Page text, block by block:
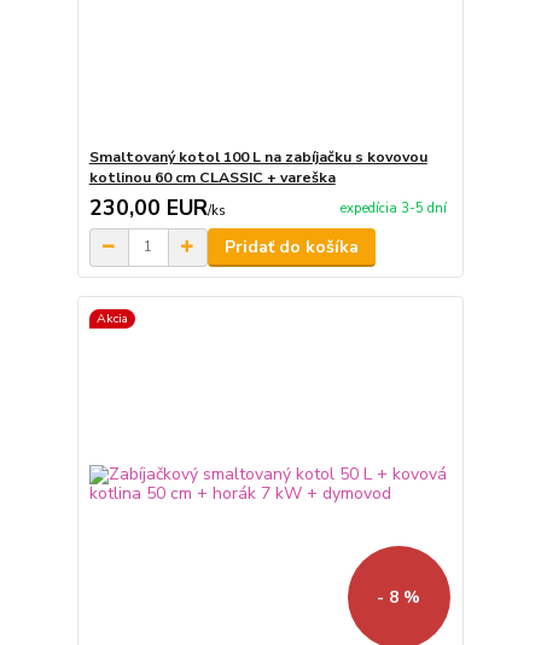
Smaltovaný kotol 100 L na zabíjačku s kovovou
kotlinou 60 cm CLASSIC + vareška
230,00 EUR/ks expedícia 3-5 dní
Pridať do košíka
Akcia
- 8 %